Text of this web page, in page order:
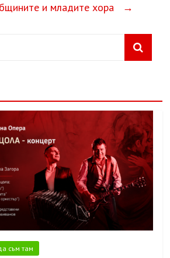
и младите хора
→
съм там